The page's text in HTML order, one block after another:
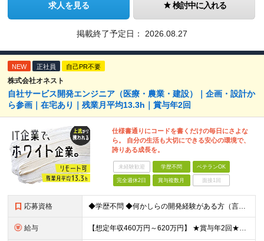
求人を見る 検討中に入れる
掲載終了予定日： 2026.08.27
NEW 正社員 自己PR不要
株式会社オネスト
自社サービス開発エンジニア（医療・農業・建設）｜企画・設計か
ら参画｜在宅あり｜残業月平均13.3h｜賞与年2回
仕様書通りにコードを書くだけの毎日にさよな
ら。 自分の生活も大切にできる安心の環境で、
誇りある成長を。
未経験歓迎 学歴不問 ベテランOK
完全週休2日 賞与複数月 面接1回
応募資格 ◆学歴不問 ◆何かしらの開発経験がある方（言語不問） ＜以下のような方を歓迎します＞ ◎自社プロダクト開発に携わりたい方 ◎新しいサービスの企画から挑戦してみたい方 ◎これまでの経験を活かし管理職を
給与 【想定年収460万円～620万円】 ★賞与年2回★勤務地手当あり 月給30万円～41万円 ＜各種手当＞ ■勤務地手当（東京2万円／月、大阪1万円／月、名古屋5000円／月） ■通勤手当（月額5万円ま